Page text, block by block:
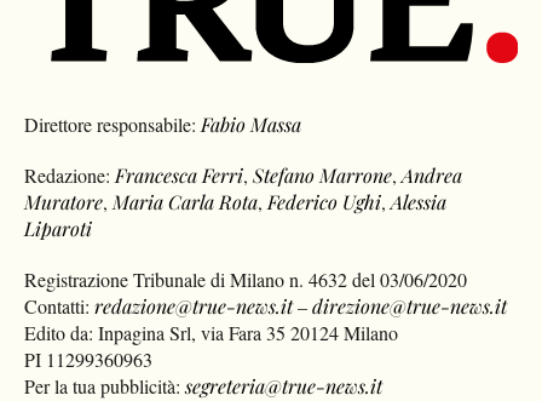
Direttore responsabile: Fabio Massa
Redazione: Francesca Ferri,Stefano Marrone,Andrea
Muratore, Maria Carla Rota, Federico Ughi,Alessia
Liparoti
Registrazione Tribunale di Milano n. 4632 del 03/06/2020
Contatti:redazione@true-news.it–direzione@true-news.it
Edito da: Inpagina Srl, via Fara 35 20124 Milano
PI 11299360963
Per la tua pubblicità:segreteria@true-news.it